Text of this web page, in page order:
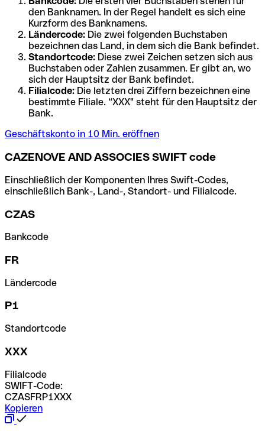
den Banknamen. In der Regel handelt es sich eine
Kurzform des Banknamens.
Ländercode: Die zwei folgenden Buchstaben
bezeichnen das Land, in dem sich die Bank befindet.
Standortcode: Diese zwei Zeichen setzen sich aus
Buchstaben oder Zahlen zusammen. Er gibt an, wo
sich der Hauptsitz der Bank befindet.
Filialcode: Die letzten drei Ziffern bezeichnen eine
bestimmte Filiale. “XXX" steht für den Hauptsitz der
Bank.
Geschäftskonto in 10 Min. eröffnen
CAZENOVE AND ASSOCIES SWIFT code
Einschließlich der Komponenten Ihres Swift-Codes,
einschließlich Bank-, Land-, Standort- und Filialcode.
CZAS
Bankcode
FR
Ländercode
P1
Standortcode
XXX
Filialcode
SWIFT-Code:
CZASFRP1XXX
Kopieren